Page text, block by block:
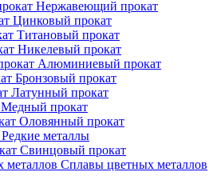
Нержавеющий прокат
Цинковый прокат
Титановый прокат
Никелевый прокат
Алюминиевый прокат
Бронзовый прокат
Латунный прокат
Медный прокат
Оловянный прокат
Редкие металлы
Свинцовый прокат
Сплавы цветных металлов